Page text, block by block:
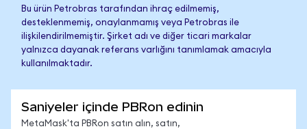
Bu ürün Petrobras tarafından ihraç edilmemiş,
desteklenmemiş, onaylanmamış veya Petrobras ile
ilişkilendirilmemiştir. Şirket adı ve diğer ticari markalar
yalnızca dayanak referans varlığını tanımlamak amacıyla
kullanılmaktadır.
Saniyeler içinde PBRon edinin
MetaMask'ta PBRon satın alın, satın,